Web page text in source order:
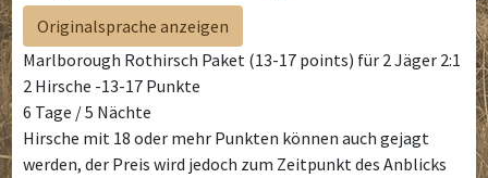
Originalsprache anzeigen
Marlborough Rothirsch Paket (13-17 points) für 2 Jäger 2:1
2 Hirsche -13-17 Punkte
6 Tage / 5 Nächte
Hirsche mit 18 oder mehr Punkten können auch gejagt
werden, der Preis wird jedoch zum Zeitpunkt des Anblicks